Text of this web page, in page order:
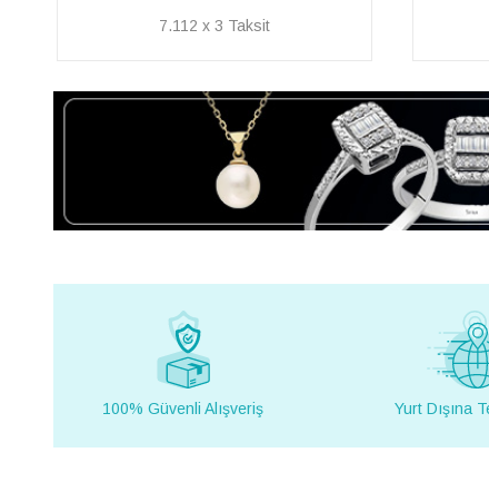
14.326 x 3
100% Güvenli Alışveriş Yurt Dışına